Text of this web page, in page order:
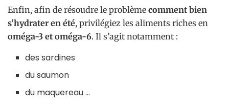
Enfin, afin de résoudre le problème comment bien
s’hydrater en été, privilégiez les aliments riches en
oméga-3 et oméga-6. Il s’agit notamment :
des sardines
du saumon
du maquereau …